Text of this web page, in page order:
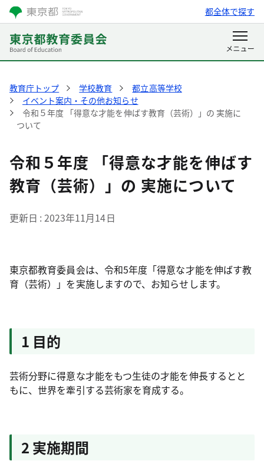
都全体で探す
教育庁トップ 学校教育
都立高等学校
イベント案内・その他お知らせ
令和５年度 「得意な才能を伸ばす教育（芸術）」の 実施に
ついて
令和５年度 「得意な才能を伸ばす
教育（芸術）」の 実施について
更新日 2023年11月14日
東京都教育委員会は、令和5年度「得意な才能を伸ばす教
育（芸術）」を実施しますので、お知らせします。
1 目的
芸術分野に得意な才能をもつ生徒の才能を伸長するとと
もに、世界を牽引する芸術家を育成する。
2 実施期間